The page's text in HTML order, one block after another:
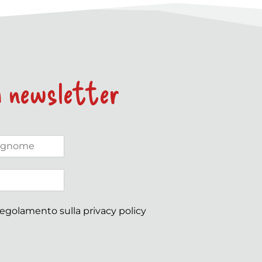
newsletter
sulla privacy policy